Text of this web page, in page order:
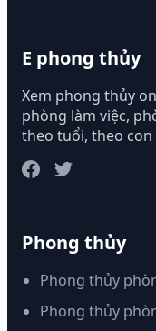
E phong thủy
Xem phong thủy
phòng làm việc,
theo tuổi, theo
Phong thủy
Phong thủy
Phong thủy